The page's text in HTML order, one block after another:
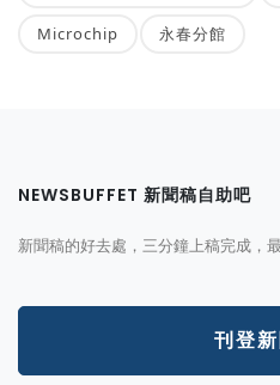
Microchip 永春分館
NEWSBUFFET 新聞稿自助吧
新聞稿的好去處，三分鐘上稿完成，
刊登